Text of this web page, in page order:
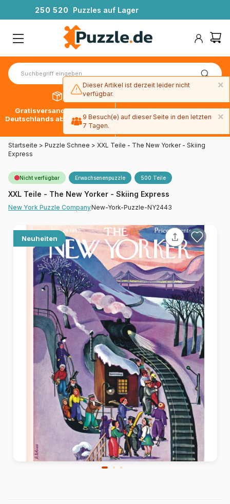
250 520 Puzzles auf Lager
Gratisversand innerhalb
Deutschlands ab 49 € mit DPD
30 Tage später bezahlen
mit Paypal
Startseite > Puzzle Schnee > XXL Teile - The New Yorker - Skiing
Express
Nicht verfügbar Erwachsenenpuzzle 500 Teile
XXL Teile - The New Yorker - Skiing Express
New York Puzzle CompanyNew-York-Puzzle-NY2443
Neuheiten
×
Dieser Artikel ist derzeit leider nicht
verfügbar.
×
9 Besuch(e) auf dieser Seite in den letzten
7 Tagen.